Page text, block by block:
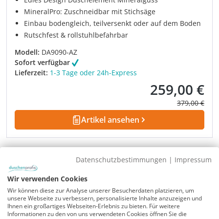
MineralPro: Zuschneidbar mit Stichsäge
Einbau bodengleich, teilversenkt oder auf dem Boden
Rutschfest & rollstuhlbefahrbar
Modell: DA9090-AZ
Sofort verfügbar
Lieferzeit: 1-3 Tage oder 24h-Express
Verkaufspreis:
259,00 €
Regulärer
379,00 €
Artikel ansehen
Datenschutzbestimmungen | Impressum
Wir verwenden Cookies
Wir können diese zur Analyse unserer Besucherdaten platzieren, um
unsere Webseite zu verbessern, personalisierte Inhalte anzuzeigen und
Ihnen ein großartiges Webseiten-Erlebnis zu bieten. Für weitere
Informationen zu den von uns verwendeten Cookies öffnen Sie die